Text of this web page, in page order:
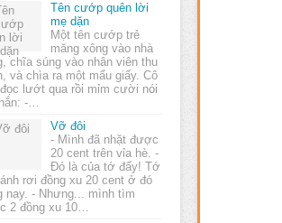
Tên cướp quên lời
mẹ dặn
Một tên cướp trẻ
măng xông vào nhà
chĩa súng vào nhân viên thu
và chìa ra một mẩu giấy. Cô
lướt qua rồi mỉm cười nói
-…
Vỡ đôi
- Mình đã nhặt được
20 cent trên vỉa hè. -
Đó là của tớ đấy! Tớ
rơi đồng xu 20 cent ở đó
nay. - Nhưng... mình tìm
2 đồng xu 10…